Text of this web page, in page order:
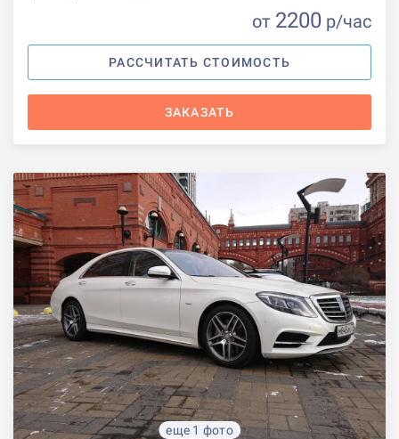
от 2200 р/час
РАССЧИТАТЬ СТОИМОСТЬ
ЗАКАЗАТЬ
еще 1 фото